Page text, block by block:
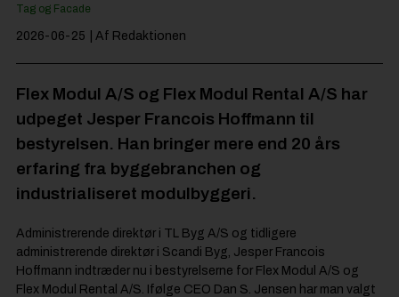
Tag og Facade
2026-06-25 | Af Redaktionen
Flex Modul A/S og Flex Modul Rental A/S har
udpeget Jesper Francois Hoffmann til
bestyrelsen. Han bringer mere end 20 års
erfaring fra byggebranchen og
industrialiseret modulbyggeri.
Administrerende direktør i TL Byg A/S og tidligere
administrerende direktør i Scandi Byg, Jesper Francois
Hoffmann indtræder nu i bestyrelserne for Flex Modul A/S og
Flex Modul Rental A/S. Ifølge CEO Dan S. Jensen har man valgt